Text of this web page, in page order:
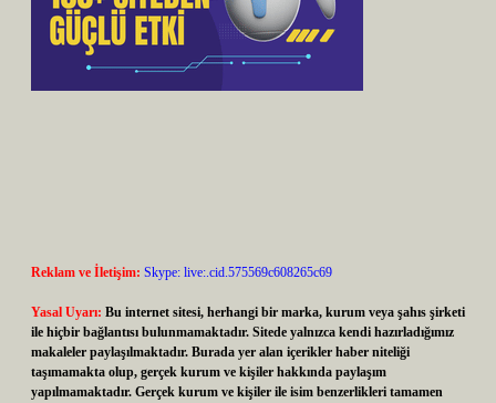
Reklam ve İletişim: Skype: live:.cid.575569c608265c69
Yasal Uyarı: Bu internet sitesi, herhangi bir marka, kurum veya şahıs şirketi
ile hiçbir bağlantısı bulunmamaktadır. Sitede yalnızca kendi hazırladığımız
makaleler paylaşılmaktadır. Burada yer alan içerikler haber niteliği
taşımamakta olup, gerçek kurum ve kişiler hakkında paylaşım
yapılmamaktadır. Gerçek kurum ve kişiler ile isim benzerlikleri tamamen